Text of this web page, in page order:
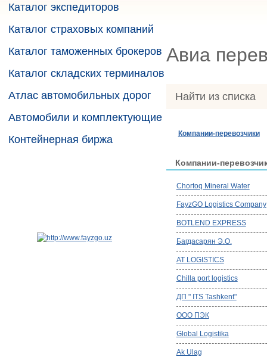
Каталог экспедиторов
Каталог страховых компаний
Каталог таможенных брокеров
Каталог складских терминалов
Атлас автомобильных дорог
Автомобили и комплектующие
Контейнерная биржа
Авиа
Найти из списка
Компании-перевозчики
Компании-
Chortoq Mineral Water
FayzGO Logistics Company
BOTLEND EXPRESS
Багдасарян Э.О.
AT LOGISTICS
Chilla port logistics
ДП " ITS Tashkent"
ООО ПЭК
Global Logistika
Ak Ulag